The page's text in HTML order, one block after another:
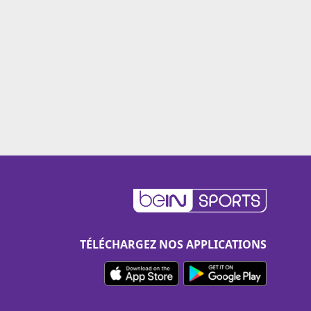
TÉLÉCHARGEZ NOS APPLICATIONS